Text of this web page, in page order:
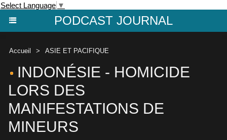
Select Language ▼
PODCAST JOURNAL
Accueil > ASIE ET PACIFIQUE
INDONÉSIE - HOMICIDE
LORS DES
MANIFESTATIONS DE
MINEURS